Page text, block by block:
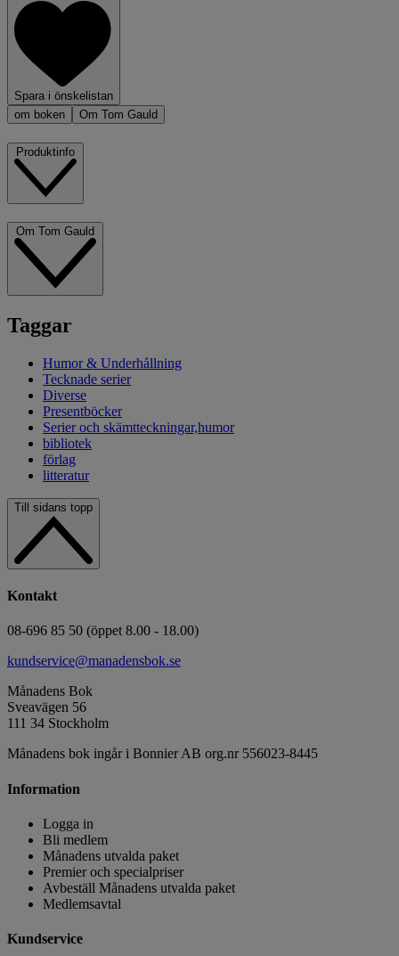
Spara i önskelistan
om boken
Om Tom Gauld
Taggar
Humor & Underhållning
Tecknade serier
Diverse
Presentböcker
Serier och skämtteckningar,humor
bibliotek
förlag
litteratur
Till sidans topp
Kontakt
08-696 85 50 (öppet 8.00 - 18.00)
kundservice@manadensbok.se
Månadens Bok
Sveavägen 56
111 34 Stockholm
Månadens bok ingår i Bonnier AB org.nr 556023-8445
Information
Logga in
Bli medlem
Månadens utvalda paket
Premier och specialpriser
Avbeställ Månadens utvalda paket
Medlemsavtal
Kundservice